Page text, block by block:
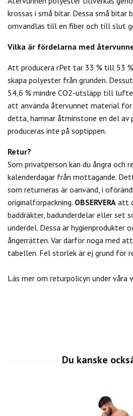
krossas i små bitar. Dessa små bitar
omvandlas till en fiber och till slut
Vilka är fördelarna med
Att producera rPet tar 33 % till 53
skapa polyester från grunden.
54,6 % mindre CO2-utsläpp till
att använda återvunnet material
detta, hamnar åtminstone en del
produceras inte på soptippen.
Retur?
Som privatperson kan du ångra och
kalenderdagar från mottagande.
som returneras är oanvänd, i
originalförpackning. OBSERVERA att
baddräkter, badunderdelar eller set
underdel. Dessa är hygienprodukter
ångerrätten. Var därför noga med
tabellen. Fel storlek är ej grund för
Läs mer om returpolicyn under våra